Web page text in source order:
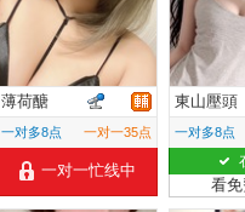
薄荷醣
一对多8点 一对一35点
一对一忙线中
東山壓頭
一对多8点
看